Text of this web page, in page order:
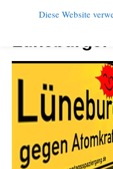
Diese Website